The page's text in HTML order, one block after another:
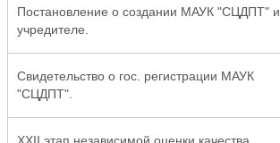
Постановление о создании МАУК "СЦДПТ" и
учредителе.
Свидетельство о гос. регистрации МАУК
"СЦДПТ".